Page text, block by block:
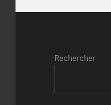
Rechercher